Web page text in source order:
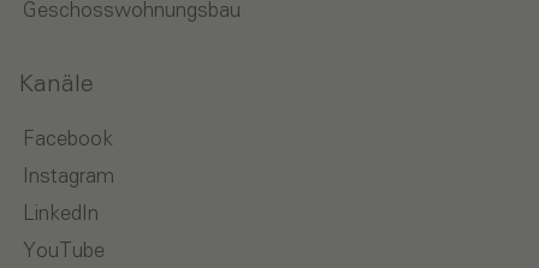
Geschosswohnungsbau
Kanäle
Facebook
Instagram
LinkedIn
YouTube